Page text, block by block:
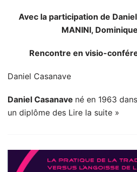
Avec la participation de
MANINI,
Rencontre en visio-
Daniel Casanave
Daniel Casanave né en 1963
un diplôme des Lire la suite »